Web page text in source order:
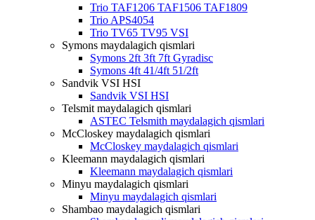
Trio TAF1206 TAF1506 TAF1809
Trio APS4054
Trio TV65 TV95 VSI
Symons maydalagich qismlari
Symons 2ft 3ft 7ft Gyradisc
Symons 4ft 41/4ft 51/2ft
Sandvik VSI HSI
Sandvik VSI HSI
Telsmit maydalagich qismlari
ASTEC Telsmith maydalagich qismlari
McCloskey maydalagich qismlari
McCloskey maydalagich qismlari
Kleemann maydalagich qismlari
Kleemann maydalagich qismlari
Minyu maydalagich qismlari
Minyu maydalagich qismlari
Shambao maydalagich qismlari